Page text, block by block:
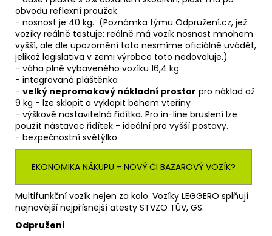
obvodu reflexní proužek
- nosnost je 40 kg. (Poznámka týmu Odpružení.cz, jež
vozíky reálně testuje: reálně má vozík nosnost mnohem
vyšší, ale dle upozornění toto nesmíme oficiálně uvádět,
jelikož legislativa v zemi výrobce toto nedovoluje.)
- váha plně vybaveného vozíku 16,4 kg
- integrovaná pláštěnka
- velký nepromokavý nákladní prostor pro náklad až
9 kg - lze sklopit a vyklopit během vteřiny
- výškově nastavitelná řídítka. Pro in-line bruslení lze
použít nástavec řidítek - ideální pro vyšší postavy.
- bezpečnostní světýlko
EKONOMIKA NÁKUPU - NOVÝ ČI BAZAROVÝ VOZÍK?
Multifunkční vozík nejen za kolo. Vozíky LEGGERO splňují
nejnovější nejpřísnější atesty STVZO TÜV, GS.
Odpružení